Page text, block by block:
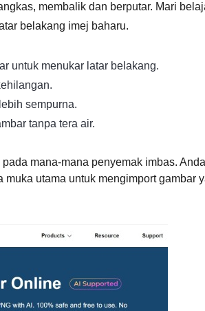
membalik dan berputar. Mari
belakang imej baharu.
untuk menukar latar belakang.
sempurna.
tanpa tera air.
mana-mana penyemak imbas. Anda
utama untuk mengimport gambar